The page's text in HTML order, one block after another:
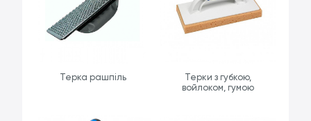
Терка рашпіль
Терки з губкою,
войлоком, гумою